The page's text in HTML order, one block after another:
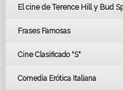
BAFTA
El cine de Terence Hill y Bud
Frases Famosas
Cine Clasificado "S"
Comedia Erótica Italiana